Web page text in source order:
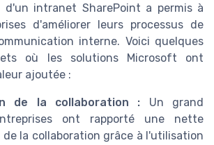
d'un intranet SharePoint a permis à
d'améliorer leurs processus de
interne. Voici quelques
où les solutions Microsoft ont
ajoutée :
de la collaboration : Un grand
ont rapporté une nette
de la collaboration grâce à l'utilisation